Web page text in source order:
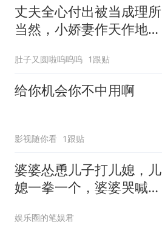
丈夫全心付出被当成理所
当然，小娇妻作天作地，
肚子又圆啦呜呜呜 1跟贴
给你机会你不中用啊
影视随你看 1跟贴
婆婆怂恿儿子打儿媳，儿
媳一拳一个，婆婆哭喊：
娱乐圈的笔娱君